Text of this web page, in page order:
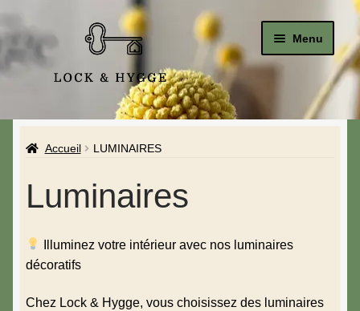
Menu
Le Studio
La Boutique
Accueil LUMINAIRES
Luminaires
Illuminez votre intérieur avec nos luminaires
décoratifs
Chez Lock & Hygge, vous choisissez des luminaires